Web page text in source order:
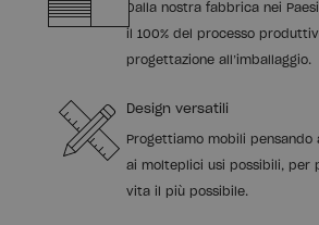
Dalla nostra fabbrica nei
il 100% del processo
progettazione all’imballaggio.
Design versatili
Progettiamo mobili
ai molteplici usi possibili, per
vita il più possibile.